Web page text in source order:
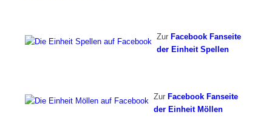
Zur Facebook Fanseite
der Einheit Spellen
Zur Facebook Fanseite
der Einheit Möllen